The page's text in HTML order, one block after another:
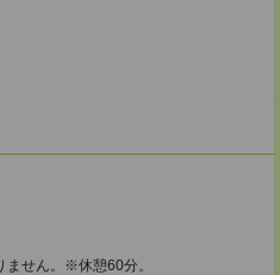
せん。※休憩60分。